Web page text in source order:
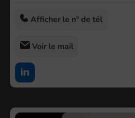
Afficher le n° de tél
Voir le mail